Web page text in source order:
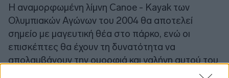
Η αναμορφωμένη λίμνη Canoe - Kayak των
Ολυμπιακών Αγώνων του 2004 θα αποτελεί
σημείο με μαγευτική θέα στο πάρκο, ενώ οι
επισκέπτες θα έχουν τη δυνατότητα να
απολαμβάνουν την ομορφιά και γαλήνη αυτού του